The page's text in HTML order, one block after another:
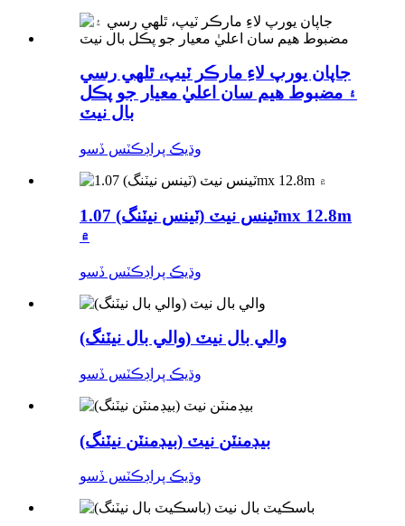
جاپان يورپ لاءِ مارڪر ٽيپ، ٿلهي رسي
۽ مضبوط هيم سان اعليٰ معيار جو پڪل
بال نيٽ
وڌيڪ پراڊڪٽس ڏسو
ٽينس نيٽ (ٽينس نيٽنگ) 1.07mx 12.8m
۾
وڌيڪ پراڊڪٽس ڏسو
والي بال نيٽ (والي بال نيٽنگ)
وڌيڪ پراڊڪٽس ڏسو
بيڊمنٽن نيٽ (بيڊمنٽن نيٽنگ)
وڌيڪ پراڊڪٽس ڏسو